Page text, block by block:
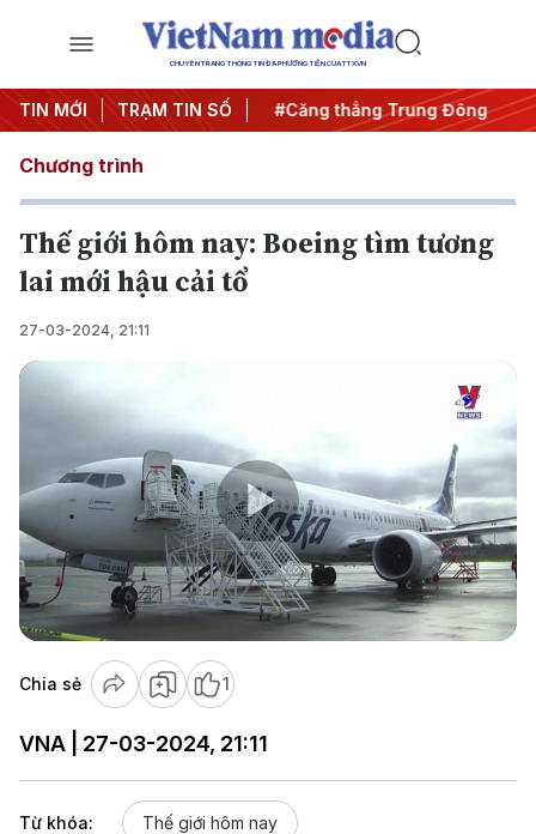
CHUYÊN TRANG THÔNG TIN ĐA PHƯƠNG TIỆN CỦA TTXVN
TIN MỚI TRẠM TIN SỐ
#Chống khai thác IUU #Căng thẳng Trung Đông
Chương trình
Thế giới hôm nay: Boeing tìm tương
lai mới hậu cải tổ
27-03-2024, 21:11
Play
Video
Chia sẻ 1
VNA | 27-03-2024, 21:11
Từ khóa: Thế giới hôm nay